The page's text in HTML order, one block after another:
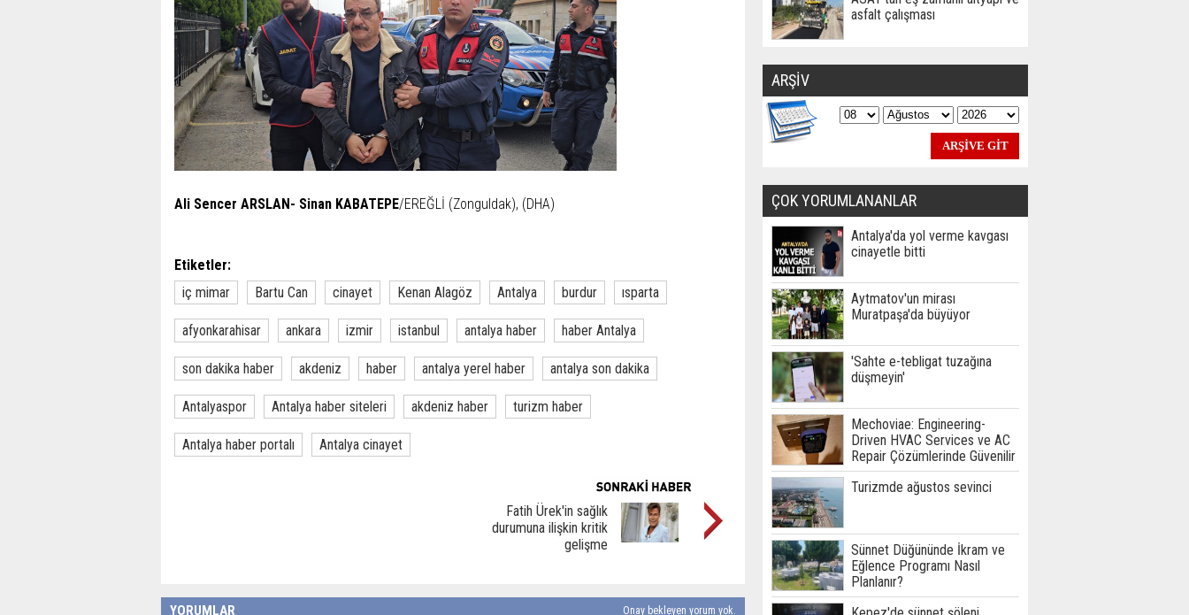
Ali Sencer ARSLAN- Sinan KABATEPE/EREĞLİ (Zonguldak), (DHA)
Etiketler:
iç mimar
Bartu Can cinayet Kenan Alagöz Antalya burdur ısparta
afyonkarahisar ankara izmir istanbul antalya haber haber Antalya
son dakika haber akdeniz haber antalya yerel haber antalya son dakika
Antalyaspor Antalya haber siteleri akdeniz haber turizm haber
Antalya haber portalı Antalya cinayet
Fatih Ürek'in sağlık
durumuna ilişkin kritik
gelişme
YORUMLAR Onay bekleyen yorum yok.
asfalt çalışması
ARŞİV
ÇOK YORUMLANANLAR
Antalya'da yol verme kavgası
cinayetle bitti
Aytmatov'un mirası
Muratpaşa'da büyüyor
'Sahte e-tebligat tuzağına
düşmeyin'
Mechoviae: Engineering-
Driven HVAC Services ve AC
Repair Çözümlerinde Güvenilir
Teknik Hizmet Ortağınız
Turizmde ağustos sevinci
Sünnet Düğününde İkram ve
Eğlence Programı Nasıl
Planlanır?